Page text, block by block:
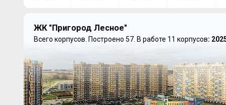
ЖК "Пригород Лесное"
Всего корпусов. Построено 57. В работе 11 корпусов: